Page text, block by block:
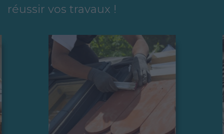
réussir vos travaux !
Vous venez d'acheter une
maison à retaper, ou tout
simplement votre toit donne
quelques signes de fatigue ? Il
mérite certainement une
réfection complète ! Avant de
commencer ces travaux
d'envergure, quelques conseils
utiles aux bricoleurs novices.